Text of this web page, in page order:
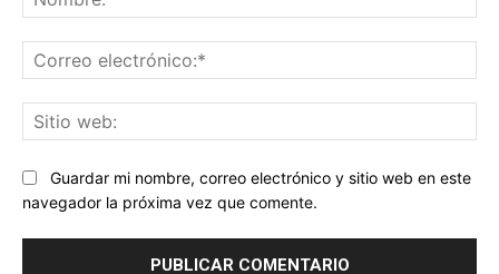
Guardar mi nombre, correo electrónico y sitio web en este
navegador la próxima vez que comente.